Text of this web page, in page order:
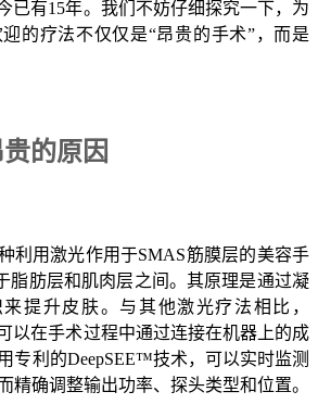
已有15年。我们不妨仔细探究一下，为
的疗法不仅仅是“昂贵的手术”，而是
的原因
利用激光作用于SMAS筋膜层的美容手
脂肪层和肌肉层之间。其原理是通过凝
提升皮肤。与其他激光疗法相比，
以在手术过程中通过连接在机器上的成
专利的DeepSEE™技术，可以实时监测
精确调整输出功率、探头类型和位置。